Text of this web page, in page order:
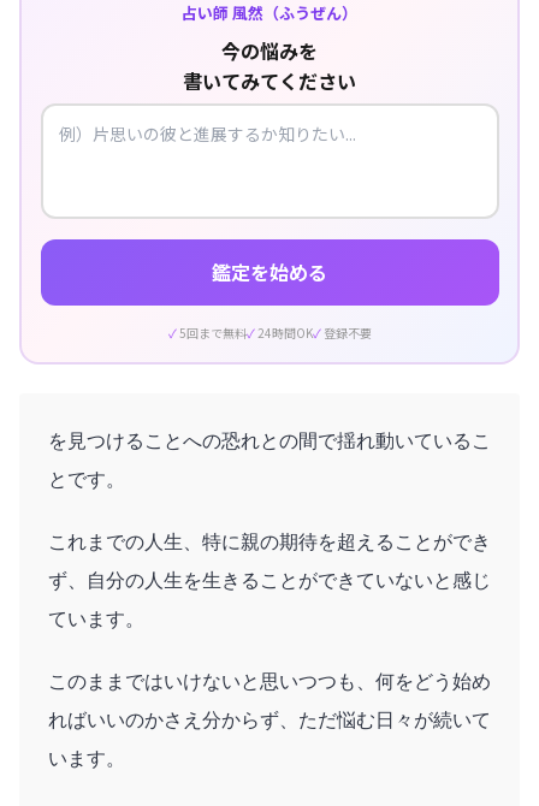
占い師 風然（ふうぜん）
今の悩みを
書いてみてください
鑑定を始める
5回まで無料 24時間OK 登録不要
を見つけることへの恐れとの間で揺れ動いているこ
とです。
これまでの人生、特に親の期待を超えることができ
ず、自分の人生を生きることができていないと感じ
ています。
このままではいけないと思いつつも、何をどう始め
ればいいのかさえ分からず、ただ悩む日々が続いて
います。